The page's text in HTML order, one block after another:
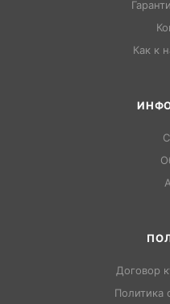
Как к
Договор
Политика